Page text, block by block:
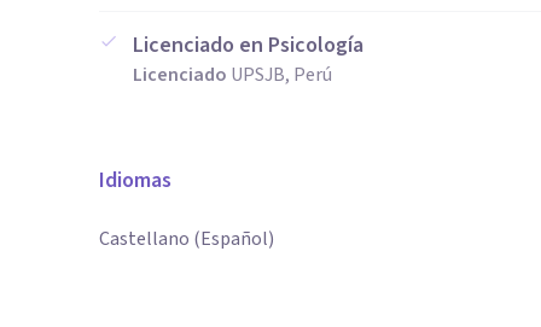
Licenciado en Psicología
Licenciado UPSJB, Perú
Idiomas
Castellano (Español)